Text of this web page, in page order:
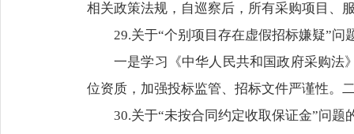
相关政策法规，自巡察后，所有采购项目、
29.关于“个别项目存在虚假招标嫌疑”问
一是学习《中华人民共和国政府采购法
位资质，加强投标监管、招标文件严谨性。
30.关于“未按合同约定收取保证金”问题